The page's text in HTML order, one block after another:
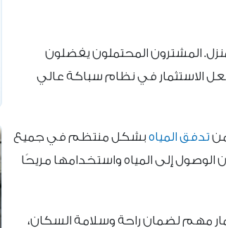
المشترون المحتملون يفضلون
الاستثمار في نظام سباكة عالي
تدفق المياه بشكل منتظم في جميع
الوصول إلى المياه واستخدامها مريحًا
مهم لضمان راحة وسلامة السكان،